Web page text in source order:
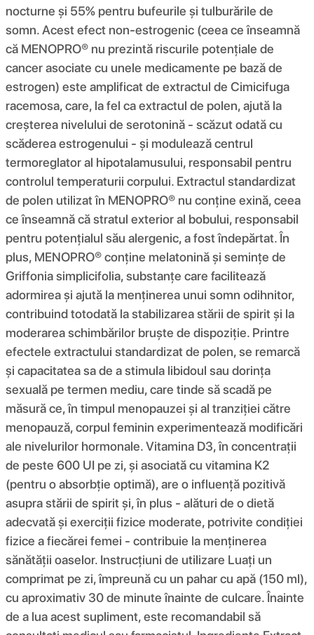
nocturne și 55% pentru bufeurile și tulburările de
somn. Acest efect non-estrogenic (ceea ce înseamnă
că MENOPRO® nu prezintă riscurile potențiale de
cancer asociate cu unele medicamente pe bază de
estrogen) este amplificat de extractul de Cimicifuga
racemosa, care, la fel ca extractul de polen, ajută la
creșterea nivelului de serotonină - scăzut odată cu
scăderea estrogenului - și modulează centrul
termoreglator al hipotalamusului, responsabil pentru
controlul temperaturii corpului. Extractul standardizat
de polen utilizat în MENOPRO® nu conține exină, ceea
ce înseamnă că stratul exterior al bobului, responsabil
pentru potențialul său alergenic, a fost îndepărtat. În
plus, MENOPRO® conține melatonină și semințe de
Griffonia simplicifolia, substanțe care facilitează
adormirea și ajută la menținerea unui somn odihnitor,
contribuind totodată la stabilizarea stării de spirit și la
moderarea schimbărilor bruște de dispoziție. Printre
efectele extractului standardizat de polen, se remarcă
și capacitatea sa de a stimula libidoul sau dorința
sexuală pe termen mediu, care tinde să scadă pe
măsură ce, în timpul menopauzei și al tranziției către
menopauză, corpul feminin experimentează modificări
ale nivelurilor hormonale. Vitamina D3, în concentrații
de peste 600 UI pe zi, și asociată cu vitamina K2
(pentru o absorbție optimă), are o influență pozitivă
asupra stării de spirit și, în plus - alături de o dietă
adecvată și exerciții fizice moderate, potrivite condiției
fizice a fiecărei femei - contribuie la menținerea
sănătății oaselor. Instrucțiuni de utilizare Luați un
comprimat pe zi, împreună cu un pahar cu apă (150 ml),
cu aproximativ 30 de minute înainte de culcare. Înainte
de a lua acest supliment, este recomandabil să